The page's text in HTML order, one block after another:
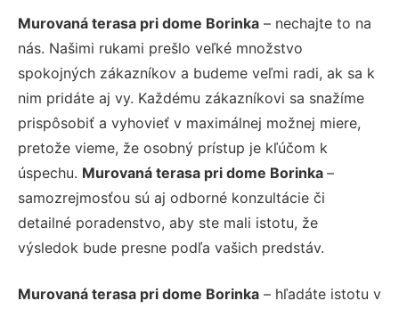
Murovaná terasa pri dome Borinka – nechajte to na
nás. Našimi rukami prešlo veľké množstvo
spokojných zákazníkov a budeme veľmi radi, ak sa k
nim pridáte aj vy. Každému zákazníkovi sa snažíme
prispôsobiť a vyhovieť v maximálnej možnej miere,
pretože vieme, že osobný prístup je kľúčom k
úspechu. Murovaná terasa pri dome Borinka –
samozrejmosťou sú aj odborné konzultácie či
detailné poradenstvo, aby ste mali istotu, že
výsledok bude presne podľa vašich predstáv.
Murovaná terasa pri dome Borinka – hľadáte istotu v